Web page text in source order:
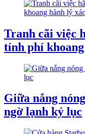
Tranh cãi việc
tính phí
Giữa nắng
ngờ lạnh kỷ lục